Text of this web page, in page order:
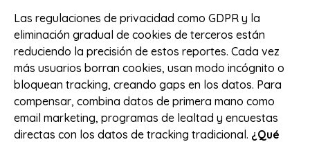
Las regulaciones de privacidad como GDPR y la
eliminación gradual de cookies de terceros están
reduciendo la precisión de estos reportes. Cada vez
más usuarios borran cookies, usan modo incógnito o
bloquean tracking, creando gaps en los datos. Para
compensar, combina datos de primera mano como
email marketing, programas de lealtad y encuestas
directas con los datos de tracking tradicional. ¿Qué